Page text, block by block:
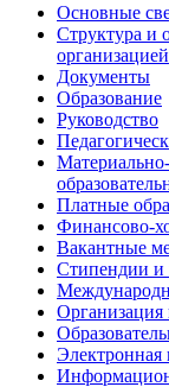
Основные
Структура и
организацией
Документы
Образование
Руководство
Платные
Финансово-
Вакантные
Стипендии и
Организация
Электронная